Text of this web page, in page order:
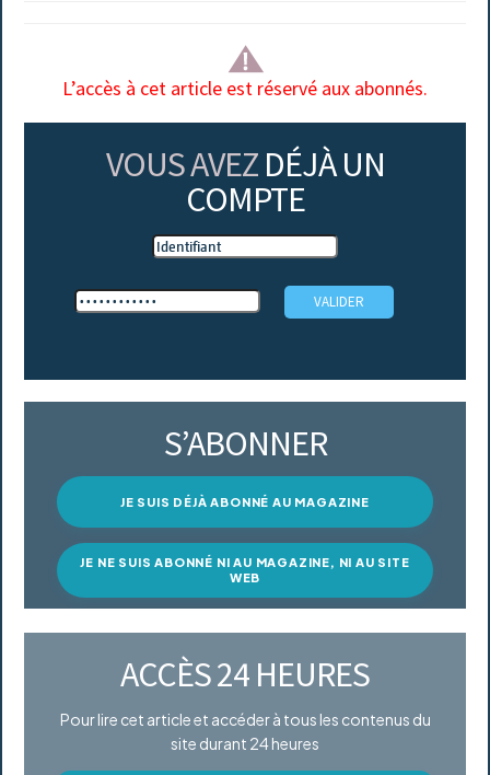
L’accès à cet article est réservé aux abonnés.
VOUS AVEZ DÉJÀ UN
COMPTE
S’ABONNER
JE SUIS DÉJÀ ABONNÉ AU MAGAZINE
JE NE SUIS ABONNÉ NI AU MAGAZINE, NI AU SITE
WEB
ACCÈS 24 HEURES
Pour lire cet article et accéder à tous les contenus du
site durant 24 heures